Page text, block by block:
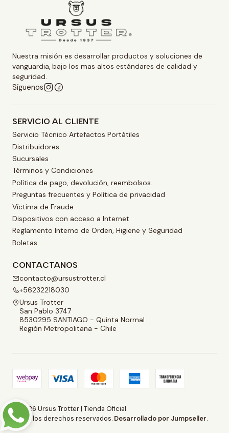
Nuestra misión es desarrollar productos y soluciones de
vanguardia, bajo los mas altos estándares de calidad y
seguridad.
Síguenos
SERVICIO AL CLIENTE
Servicio Técnico Artefactos Portátiles
Distribuidores
Sucursales
Términos y Condiciones
Política de pago, devolución, reembolsos.
Preguntas frecuentes y Política de privacidad
Víctima de Fraude
Dispositivos con acceso a Internet
Reglamento Interno de Orden, Higiene y Seguridad
Boletas
CONTACTANOS
contacto@ursustrotter.cl
+56232218030
Ursus Trotter
San Pablo 3747
8530295 SANTIAGO - Quinta Normal
Región Metropolitana - Chile
2026 Ursus Trotter | Tienda Oficial.
Todos los derechos reservados. Desarrollado por Jumpseller.